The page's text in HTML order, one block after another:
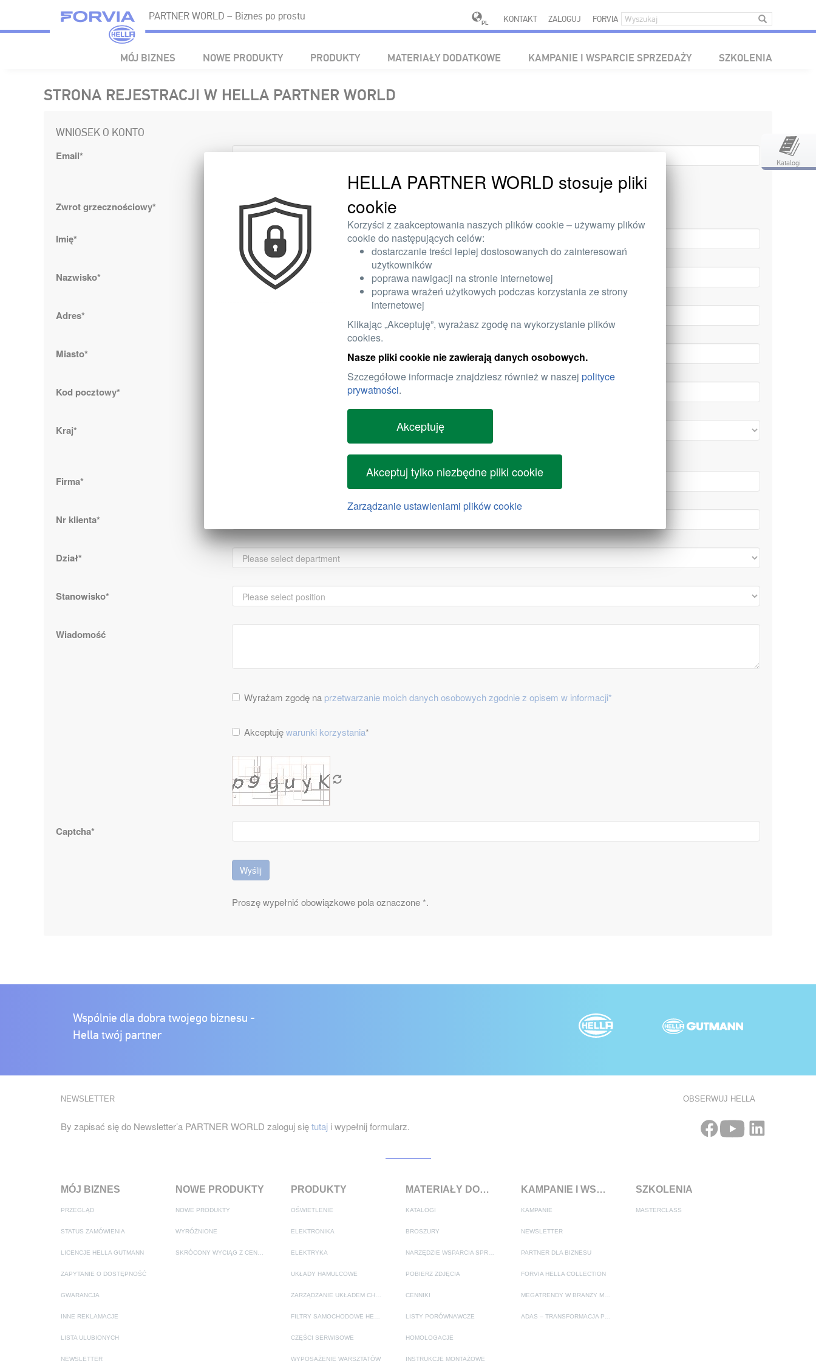
PARTNER WORLD – Biznes po prostu
PL KONTAKT ZALOGUJ FORVIA
MÓJ BIZNES NOWE PRODUKTY PRODUKTY MATERIAŁY DODATKOWE KAMPANIE I WSPARCIE SPRZEDAŻY SZKOLENIA
STRONA REJESTRACJI W HELLA PARTNER WORLD
WNIOSEK O KONTO
Email*
Zwrot grzecznościowy* Pan Pani Państwo
Imię*
Nazwisko*
Adres*
Miasto*
Kod pocztowy*
Kraj*
Firma*
Nr klienta*
Dział*
Stanowisko*
Wiadomość
Wyrażam zgodę na przetwarzanie moich danych osobowych zgodnie z opisem w informacji*
Akceptujęwarunki korzystania*
Captcha*
Wyślij
Proszę wypełnić obowiązkowe pola oznaczone *.
Wspólnie dla dobra twojego biznesu -
Hella twój partner
NEWSLETTER
By zapisać się do Newsletter’a PARTNER WORLD zaloguj siętutaj i wypełnij formularz.
OBSERWUJ HELLA
MÓJ BIZNES
PRZEGLĄD
STATUS ZAMÓWIENIA
LICENCJE HELLA GUTMANN
ZAPYTANIE O DOSTĘPNOŚĆ
GWARANCJA
INNE REKLAMACJE
LISTA ULUBIONYCH
NEWSLETTER
NOWE PRODUKTY
NOWE PRODUKTY
WYRÓŻNIONE
PRODUKTY
OŚWIETLENIE
ELEKTRONIKA
ELEKTRYKA
UKŁADY HAMULCOWE
ZARZĄDZANIE UKŁADEM CHŁODZENIA I KLIMATYZACJI
CZĘŚCI SERWISOWE
WYPOSAŻENIE WARSZTATÓW
MATERIAŁY DODATKOWE
KATALOGI
BROSZURY
POBIERZ ZDJĘCIA
CENNIKI
LISTY PORÓWNAWCZE
HOMOLOGACJE
INSTRUKCJE MONTAŻOWE
KAMPANIE I WSPARCIE SPRZEDAŻY
KAMPANIE
NEWSLETTER
PARTNER DLA BIZNESU
FORVIA HELLA COLLECTION
MEGATRENDY W BRANŻY MOTORYZACYJNEJ
SZKOLENIA
MASTERCLASS
HELLA PARTNER WORLD stosuje pliki
cookie
Korzyści z zaakceptowania naszych plików cookie – używamy plików
cookie do następujących celów:
dostarczanie treści lepiej dostosowanych do zainteresowań
użytkowników
poprawa nawigacji na stronie internetowej
poprawa wrażeń użytkowych podczas korzystania ze strony
internetowej
Klikając „Akceptuję”, wyrażasz zgodę na wykorzystanie plików
cookies.
Nasze pliki cookie nie zawierają danych osobowych.
Szczegółowe informacje znajdziesz również w naszejpolityce
prywatności.
Akceptuję
Akceptuj tylko niezbędne pliki cookie
Zarządzanie ustawieniami plików cookie
Katalogi